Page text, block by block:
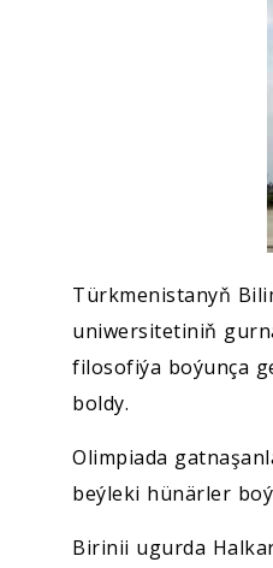
Türkmenistanyň
uniwersitetiniň
filosofiýa boýunça
boldy.
Olimpiada
beýleki hünärler
Birinii ugurda